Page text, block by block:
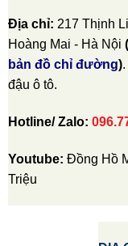
Địa chỉ: 217 Thịnh
Hoàng Mai - Hà Nội (
bản đồ chỉ đường).
đậu ô tô.
Hotline/ Zalo:
Youtube: Đồng Hồ
Triệu